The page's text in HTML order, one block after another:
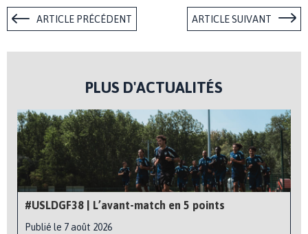
ARTICLE PRÉCÉDENT ARTICLE SUIVANT
PLUS D'ACTUALITÉS
#USLDGF38 | L’avant-match en 5 points
Publié le 7 août 2026